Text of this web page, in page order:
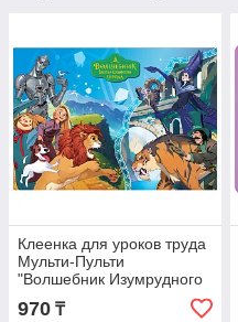
Клеенка для уроков труда
Мульти-Пульти
"Волшебник Изумрудного
Города", 35*50см, ПВХ
970 ₸